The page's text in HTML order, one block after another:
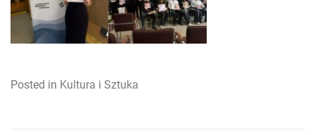
Posted in Kultura i Sztuka